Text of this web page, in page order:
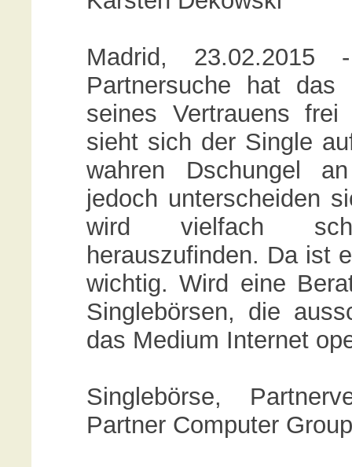
Madrid,
Partnersuche hat das
seines Vertrauens
sieht sich der Single
wahren Dschungel
jedoch unterscheiden
wird vielfach
herauszufinden. Da ist
wichtig. Wird eine
Singlebörsen, die
das Medium Internet
Singlebörse,
Partner Computer Group